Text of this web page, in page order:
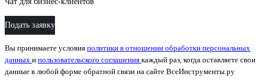
Подать заявку
Вы принимаете условия политики в отношении обработки персональных
данных и пользовательского соглашения каждый раз, когда оставляете свои
данные в любой форме обратной связи на сайте ВсеИнструменты.ру